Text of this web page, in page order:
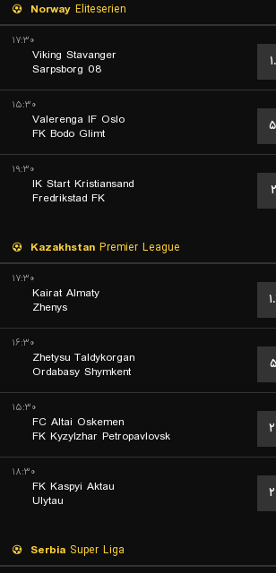
Norway Eliteserien
۱۷:۳۰
Viking Stavanger
Sarpsborg 08
۱۵:۳۰
Valerenga IF Oslo
FK Bodo Glimt
۱۹:۳۰
IK Start Kristiansand
Fredrikstad FK
Kazakhstan Premier League
۱۷:۳۰
Kairat Almaty
Zhenys
۱۶:۳۰
Zhetysu Taldykorgan
Ordabasy Shymkent
۱۵:۳۰
FC Altai Oskemen
FK Kyzylzhar Petropavlovsk
۱۸:۳۰
FK Kaspyi Aktau
Ulytau
Serbia Super Liga